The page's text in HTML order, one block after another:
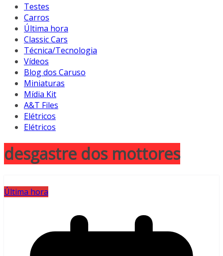
Testes
Carros
Última hora
Classic Cars
Técnica/Tecnologia
Vídeos
Blog dos Caruso
Miniaturas
Mídia Kit
A&T Files
Elétricos
Elétricos
desgastre dos mottores
Última hora